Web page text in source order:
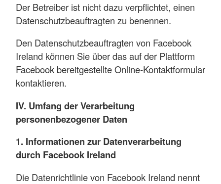
Der Betreiber ist nicht dazu verpflichtet, einen
Datenschutzbeauftragten zu benennen.
Den Datenschutzbeauftragten von Facebook
Ireland können Sie über das auf der Plattform
Facebook bereitgestellte Online-Kontaktformular
kontaktieren.
IV. Umfang der Verarbeitung
personenbezogener Daten
1. Informationen zur Datenverarbeitung
durch Facebook Ireland
Die Datenrichtlinie von Facebook Ireland nennt